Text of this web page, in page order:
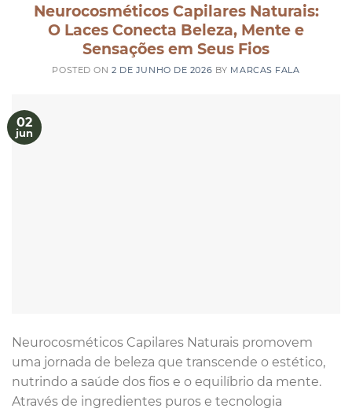
Neurocosméticos Capilares Naturais:
O Laces Conecta Beleza, Mente e
Sensações em Seus Fios
POSTED ON2 DE JUNHO DE 2026 BY MARCAS FALA
02
jun
Neurocosméticos Capilares Naturais promovem
uma jornada de beleza que transcende o estético,
nutrindo a saúde dos fios e o equilíbrio da mente.
Através de ingredientes puros e tecnologia